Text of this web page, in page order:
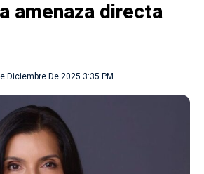
amenaza directa
Diciembre De 2025 3:35 PM